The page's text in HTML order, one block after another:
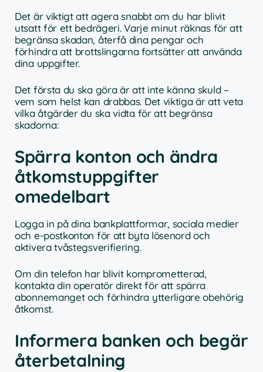
Det är viktigt att agera snabbt om du har blivit
utsatt för ett bedrägeri. Varje minut räknas för att
begränsa skadan, återfå dina pengar och
förhindra att brottslingarna fortsätter att använda
dina uppgifter.
Det första du ska göra är att inte känna skuld –
vem som helst kan drabbas. Det viktiga är att veta
vilka åtgärder du ska vidta för att begränsa
skadorna:
Spärra konton och ändra
åtkomstuppgifter
omedelbart
Logga in på dina bankplattformar, sociala medier
och e-postkonton för att byta lösenord och
aktivera tvåstegsverifiering.
Om din telefon har blivit komprometterad,
kontakta din operatör direkt för att spärra
abonnemanget och förhindra ytterligare obehörig
åtkomst.
Informera banken och begär
återbetalning